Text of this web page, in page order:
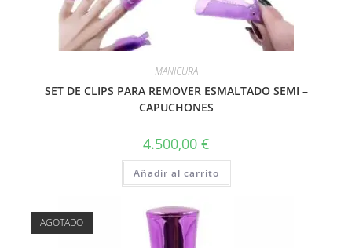
MANICURA
SET DE CLIPS PARA REMOVER ESMALTADO SEMI –
CAPUCHONES
4.500,00 €
Añadir al carrito
AGOTADO